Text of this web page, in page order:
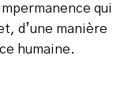
qui
d’une manière
humaine.